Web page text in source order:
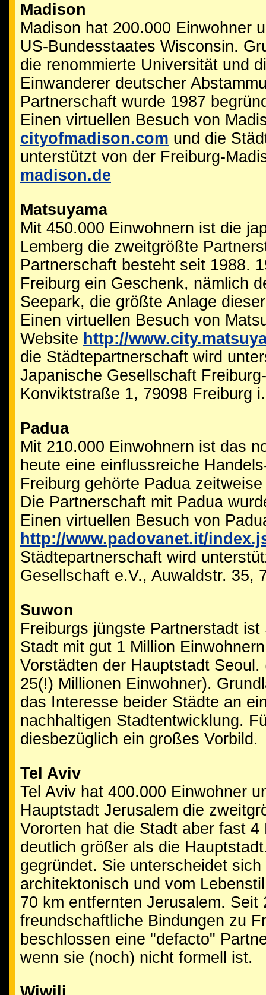
Madison
Madison hat 200.000 Einwohner
US-Bundesstaates Wisconsin.
die renommierte Universität und
Einwanderer deutscher
Partnerschaft wurde 1987
Einen virtuellen Besuch von
cityofmadison.com und die
unterstützt von der Freiburg-
madison.de
Matsuyama
Mit 450.000 Einwohnern ist die
Lemberg die zweitgrößte
Partnerschaft besteht seit 1988.
Freiburg ein Geschenk, nämlich
Seepark, die größte Anlage
Einen virtuellen Besuch von
Website http://
die Städtepartnerschaft wird
Japanische Gesellschaft
Konviktstraße 1, 79098 Freiburg
Padua
Mit 210.000 Einwohnern ist das
heute eine einflussreiche
Freiburg gehörte Padua
Die Partnerschaft mit Padua
Einen virtuellen Besuch von
http://www.padovanet.it/
Städtepartnerschaft wird
Gesellschaft e.V., Auwaldstr. 35,
Suwon
Freiburgs jüngste Partnerstadt
Stadt mit gut 1 Million
Vorstädten der Hauptstadt
25(!) Millionen Einwohner).
das Interesse beider Städte an
nachhaltigen Stadtentwicklung.
diesbezüglich ein großes Vorbild.
Tel Aviv
Tel Aviv hat 400.000 Einwohner
Hauptstadt Jerusalem die
Vororten hat die Stadt aber fast
deutlich größer als die
gegründet. Sie unterscheidet
architektonisch und vom
70 km entfernten Jerusalem. Seit
freundschaftliche Bindungen zu
beschlossen eine "defacto"
wenn sie (noch) nicht formell ist.